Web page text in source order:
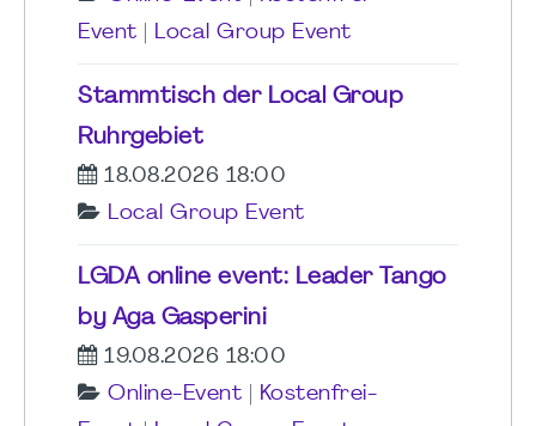
Event
Local Group Event
Stammtisch der Local Group
Ruhrgebiet
18.08.2026 18:00
Local Group Event
LGDA online event: Leader Tango
by Aga Gasperini
19.08.2026 18:00
Online-Event
Kostenfrei-